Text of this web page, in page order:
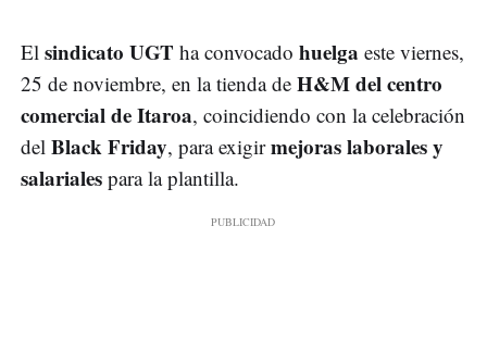
El sindicato UGT ha convocado huelga este viernes,
25 de noviembre, en la tienda de H&M del centro
comercial de Itaroa, coincidiendo con la celebración
del Black Friday, para exigirmejoras laborales y
salariales para la plantilla.